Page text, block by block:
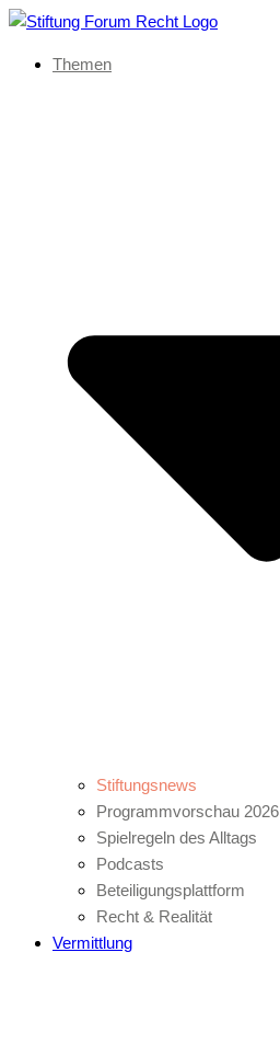
Themen
Stiftungsnews
Programmvorschau 2026
Spielregeln des Alltags
Podcasts
Beteiligungsplattform
Recht & Realität
Vermittlung